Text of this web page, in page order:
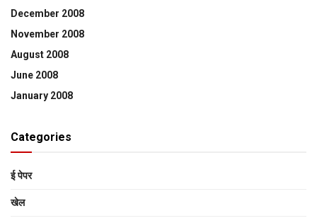
December 2008
November 2008
August 2008
June 2008
January 2008
Categories
ई पेपर
खेल